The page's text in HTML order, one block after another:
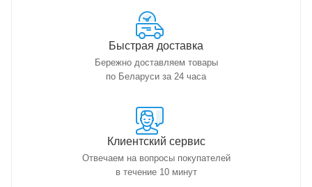
Быстрая доставка
Бережно доставляем товары
по Беларуси за 24 часа
Клиентский сервис
Отвечаем на вопросы покупателей
в течение 10 минут